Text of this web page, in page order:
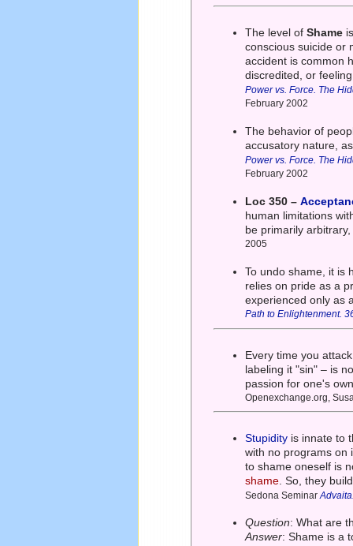
The level ofShame
conscious suicide or
accident is common
discredited, or
Power vs. Force. The
February 2002
The behavior of
accusatory nature,
Power vs. Force. The
February 2002
Loc 350 –
human limitations
be primarily
2005
To undo shame, it is
relies on pride as a
experienced only as
Path to Enlightenment.
Every time you
labeling it "sin" – is
passion for one's
Openexchange.org,
Stupidity is innate to
with no programs on
to shame oneself is
shame . So, they
Sedona Seminar
Question: What are
Answer: Shame is a